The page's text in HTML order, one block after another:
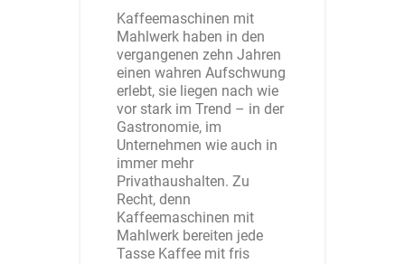
Kaffeemaschinen mit
Mahlwerk haben in den
vergangenen zehn Jahren
einen wahren Aufschwung
erlebt, sie liegen nach wie
vor stark im Trend – in der
Gastronomie, im
Unternehmen wie auch in
immer mehr
Privathaushalten. Zu
Recht, denn
Kaffeemaschinen mit
Mahlwerk bereiten jede
Tasse Kaffee mit fris